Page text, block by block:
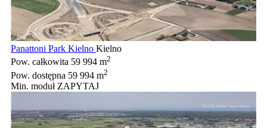
Panattoni Park Kielno Kielno
Pow. całkowita 59 994 m2
Pow. dostępna 59 994 m2
Min. moduł ZAPYTAJ